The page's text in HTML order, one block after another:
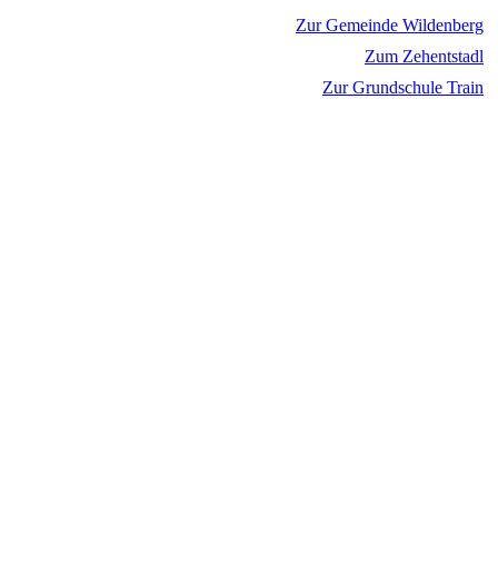
Zur Gemeinde Wildenberg
Zum Zehentstadl
Zur Grundschule Train